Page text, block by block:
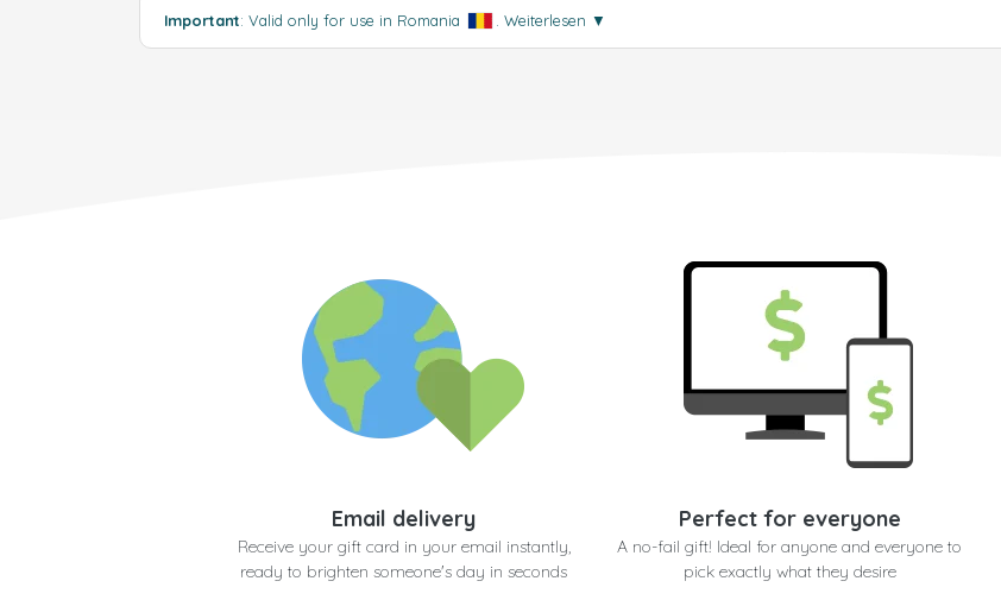
Important: Valid only for use in Romania . Weiterlesen ▼
Email delivery
Receive your gift card in your email instantly,
ready to brighten someone's day in seconds
Perfect for everyone
A no-fail gift! Ideal for anyone and everyone to
pick exactly what they desire